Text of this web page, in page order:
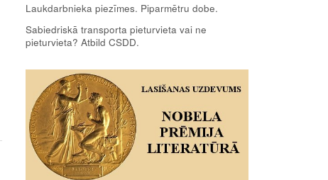
Laukdarbnieka piezīmes. Piparmētru dobe.
Sabiedriskā transporta pieturvieta vai ne
pieturvieta? Atbild CSDD.